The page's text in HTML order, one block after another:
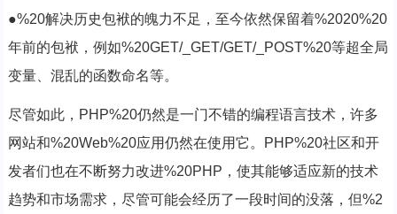
●%20解决历史包袱的魄力不足，至今依然保留着%2020%20
年前的包袱，例如%20GET/_GET/G​ET/_POST%20等超全局
变量、混乱的函数命名等。
尽管如此，PHP%20仍然是一门不错的编程语言技术，许多
网站和%20Web%20应用仍然在使用它。PHP%20社区和开
发者们也在不断努力改进%20PHP，使其能够适应新的技术
趋势和市场需求，尽管可能会经历了一段时间的没落，但%2